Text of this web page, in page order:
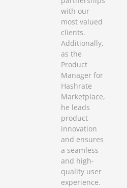
with our
most valued
clients.
Additionally,
as the
Product
Manager for
Hashrate
Marketplace,
he leads
product
innovation
and ensures
a seamless
and high-
quality user
experience.